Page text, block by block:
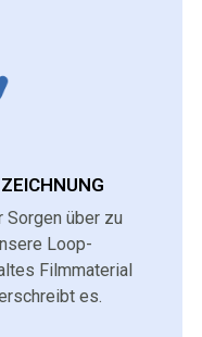
Sorgen über zu
Loop-
Filmmaterial
es.